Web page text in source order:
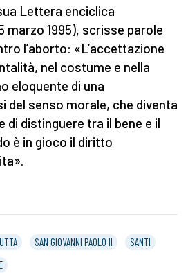
Lettera enciclica
marzo 1995), scrisse parole
l’aborto: «L’accettazione
nel costume e nella
eloquente di una
del senso morale, che diventa
di distinguere tra il bene e il
è in gioco il diritto
SAN GIOVANNI PAOLO II
SANTI